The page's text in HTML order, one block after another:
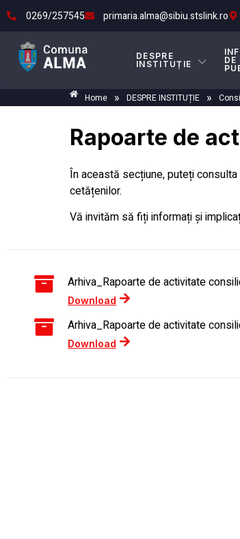
0269/257545 primaria.alma@sibiu.stslink.ro
DESPRE
INSTITUȚIE
DE
Home » DESPRE INSTITUȚIE »
Rapoarte de
În această secțiune, puteți
cetățenilor.
Vă invităm să fiți informați și
Arhiva_Rapoarte de activitate
Download
Arhiva_Rapoarte de activitate
Download